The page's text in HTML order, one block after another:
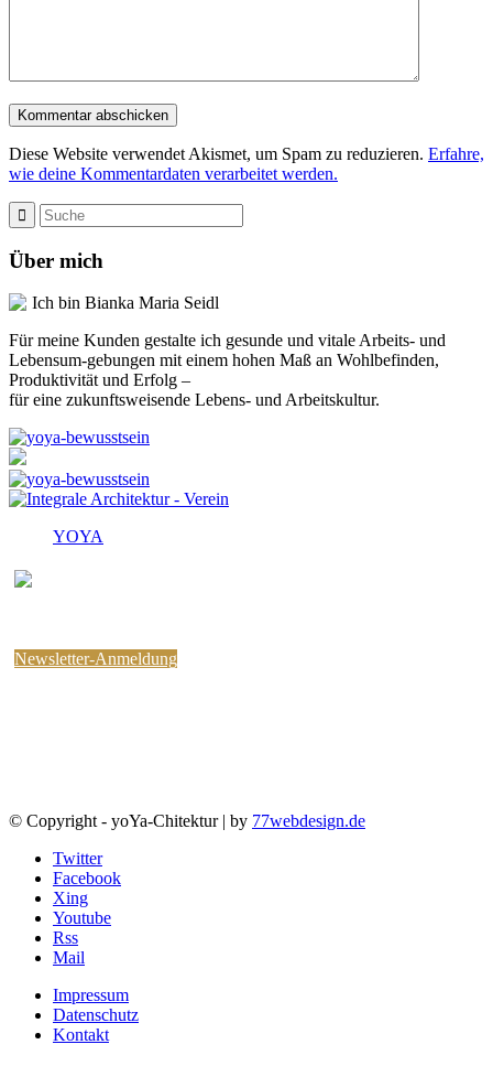
Diese Website verwendet Akismet, um Spam zu reduzieren. Erfahre,
wie deine Kommentardaten verarbeitet werden.
Über mich
Ich bin Bianka Maria Seidl
Für meine Kunden gestalte ich gesunde und vitale Arbeits- und
Lebensum-gebungen mit einem hohen Maß an Wohlbefinden,
Produktivität und Erfolg –
für eine zukunftsweisende Lebens- und Arbeitskultur.
YOYA
Newsletter-Anmeldung
© Copyright - yoYa-Chitektur | by 77webdesign.de
Twitter
Facebook
Xing
Youtube
Rss
Mail
Impressum
Datenschutz
Kontakt